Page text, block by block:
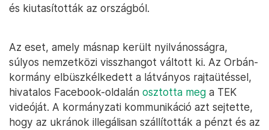
és kiutasították az országból.
Az eset, amely másnap került nyilvánosságra,
súlyos nemzetközi visszhangot váltott ki. Az Orbán-
kormány elbüszkélkedett a látványos rajtaütéssel,
hivatalos Facebook-oldalán osztotta meg a TEK
videóját. A kormányzati kommunikáció azt sejtette,
hogy az ukránok illegálisan szállították a pénzt és az